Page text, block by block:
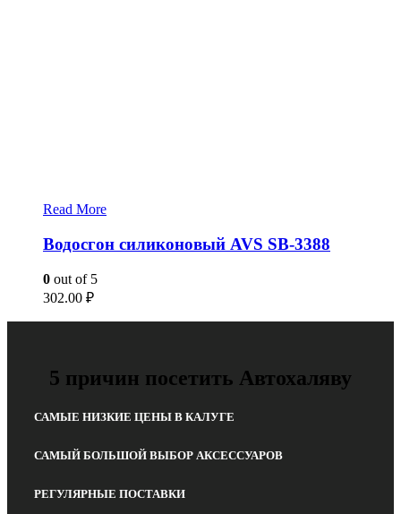
Read More
Водосгон силиконовый AVS SB-3388
0 out of 5
302.00 ₽
5 причин посетить Автохаляву
САМЫЕ НИЗКИЕ ЦЕНЫ В КАЛУГЕ
САМЫЙ БОЛЬШОЙ ВЫБОР АКСЕССУАРОВ
РЕГУЛЯРНЫЕ ПОСТАВКИ